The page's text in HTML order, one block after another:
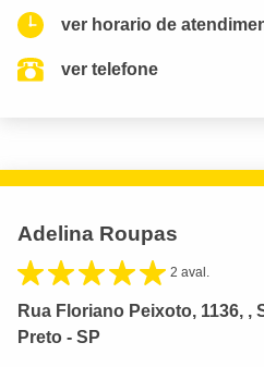
ver horario de
ver telefone
Adelina Roupas
2 aval.
Rua Floriano Peixoto, 1136, ,
Preto - SP